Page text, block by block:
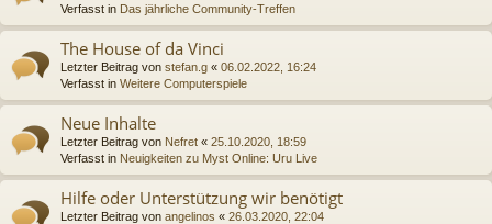
Verfasst in Das jährliche Community-Treffen
The House of da Vinci
Letzter Beitrag von stefan.g « 06.02.2022, 16:24
Verfasst in Weitere Computerspiele
Neue Inhalte
Letzter Beitrag von Nefret « 25.10.2020, 18:59
Verfasst in Neuigkeiten zu Myst Online: Uru Live
Hilfe oder Unterstützung wir benötigt
Letzter Beitrag von angelinos « 26.03.2020, 22:04